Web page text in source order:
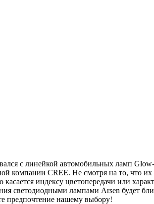
с линейкой автомобильных ламп
компании CREE. Не смотря на то, что
индексу цветопередачи или
светодиодными лампами Arsen будет
предпочтение нашему выбору!